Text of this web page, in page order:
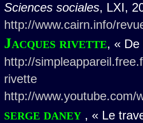
Sciences sociales, LXI,
http://www.cairn.info/
Jacques rivette, « De
http://
rivette
http://www.youtube.com/
serge daney , « Le